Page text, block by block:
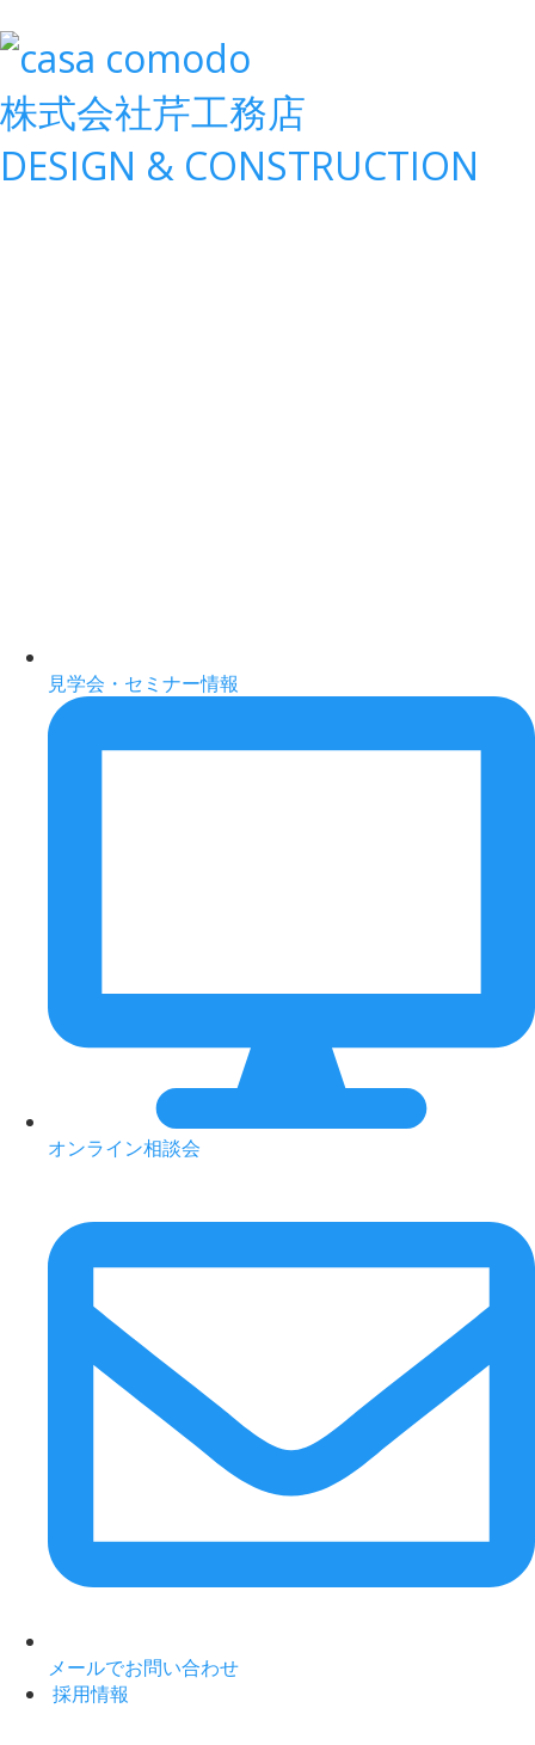
株式会社芹工務店
DESIGN & CONSTRUCTION
見学会・セミナー情報
オンライン相談会
メールでお問い合わせ
採用情報